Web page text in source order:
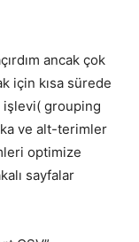
ancak çok
için kısa sürede
işlevi( grouping
ve alt-terimler
optimize
sayfalar